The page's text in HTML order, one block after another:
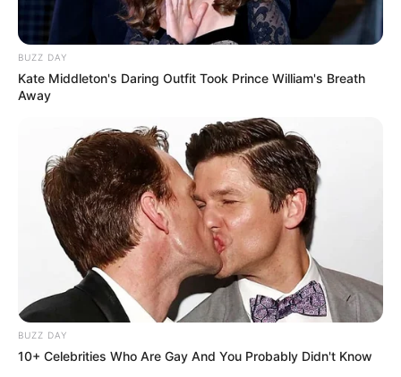
BUZZ DAY
Kate Middleton's Daring Outfit Took Prince William's Breath
Away
BUZZ DAY
10+ Celebrities Who Are Gay And You Probably Didn't Know